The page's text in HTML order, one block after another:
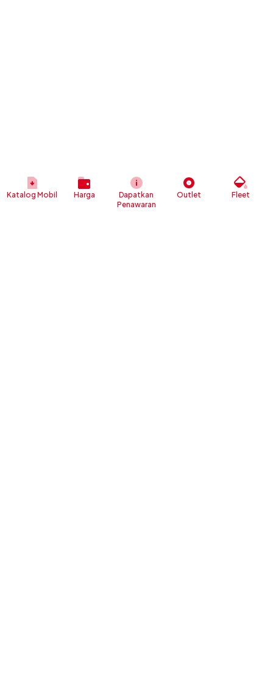
Katalog Mobil Harga
Dapatkan
Penawaran
Outlet Fleet